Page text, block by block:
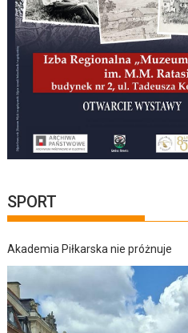
SPORT
Akademia Piłkarska nie próżnuje